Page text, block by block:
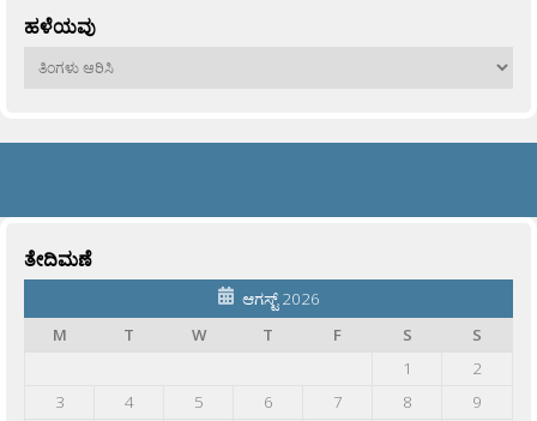
ಹಳೆಯವು
ಹಳೆಯವು
ತೇದಿಮಣೆ
ಆಗಸ್ಟ್ 2026
M
T W T F S
S
1
2
3
4 5 6 7 8
9